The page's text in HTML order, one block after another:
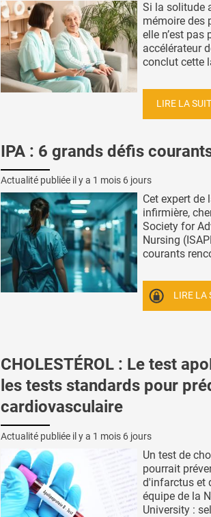
Si la solitude
mémoire des
elle n’est pas
accélérateur
conclut cette
LIRE LA
IPA : 6 grands défis
Actualité publiée il y a 1 mois 6 jours
Cet expert de
infirmière,
Society for
Nursing
courants
LIRE LA
CHOLESTÉROL : Le test
les tests standards pour
cardiovasculaire
Actualité publiée il y a 1 mois 6 jours
Un test de
pourrait
d'infarctus et
équipe de la
University :